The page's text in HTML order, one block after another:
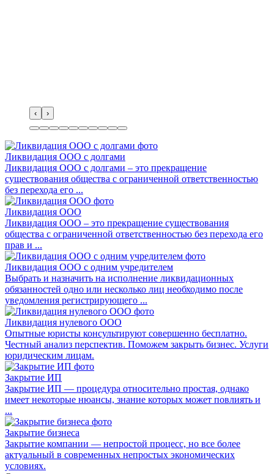
‹ ›
Ликвидация ООО с долгами
Ликвидация ООО с долгами – это прекращение
существования общества с ограниченной ответственностью
без перехода его ...
Ликвидация ООО
Ликвидация ООО – это прекращение существования
общества с ограниченной ответственностью без перехода его
прав и ...
Ликвидация ООО с одним учредителем
Выбрать и назначить на исполнение ликвидационных
обязанностей одно или несколько лиц необходимо после
уведомления регистрирующего ...
Ликвидация нулевого ООО
Опытные юристы консультируют совершенно бесплатно.
Честный анализ перспектив. Поможем закрыть бизнес. Услуги
юридическим лицам.
Закрытие ИП
Закрытие ИП — процедура относительно простая, однако
имеет некоторые нюансы, знание которых может повлиять и
...
Закрытие бизнеса
Закрытие компании — непростой процесс, но все более
актуальный в современных непростых экономических
условиях.